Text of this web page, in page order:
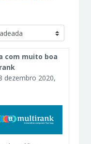
com muito boa
dezembro 2020,